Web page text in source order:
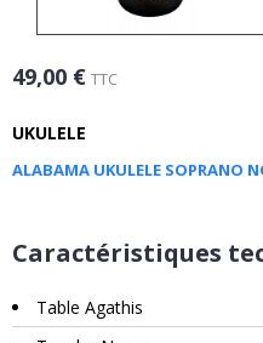
49,00 € TTC
UKULELE
ALABAMA UKULELE SOPRANO
Caractéristiques
Table Agathis